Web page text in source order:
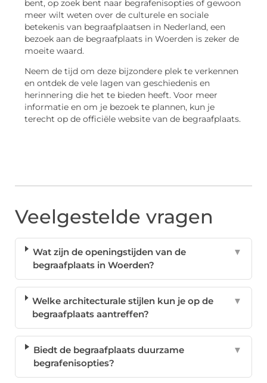
bent, op zoek bent naar begrafenisopties of gewoon
meer wilt weten over de culturele en sociale
betekenis van begraafplaatsen in Nederland, een
bezoek aan de begraafplaats in Woerden is zeker de
moeite waard.
Neem de tijd om deze bijzondere plek te verkennen
en ontdek de vele lagen van geschiedenis en
herinnering die het te bieden heeft. Voor meer
informatie en om je bezoek te plannen, kun je
terecht op de officiële website van de begraafplaats.
Veelgestelde vragen
Wat zijn de openingstijden van de
begraafplaats in Woerden?
▼
Welke architecturale stijlen kun je op de
begraafplaats aantreffen?
▼
Biedt de begraafplaats duurzame
begrafenisopties?
▼